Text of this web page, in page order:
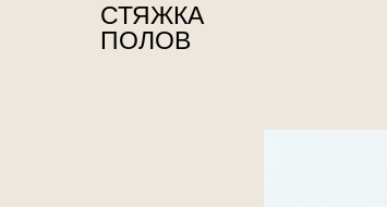
СТЯЖКА
ПОЛОВ